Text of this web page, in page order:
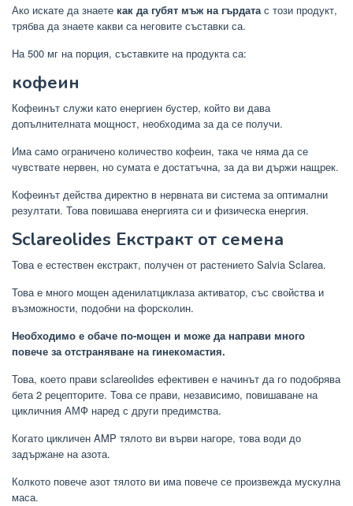
Ако искате да знаете как да губят мъж на гърдата с този продукт,
трябва да знаете какви са неговите съставки са.
На 500 мг на порция, съставките на продукта са:
кофеин
Кофеинът служи като енергиен бустер, който ви дава
допълнителната мощност, необходима за да се получи.
Има само ограничено количество кофеин, така че няма да се
чувствате нервен, но сумата е достатъчна, за да ви държи нащрек.
Кофеинът действа директно в нервната ви система за оптимални
резултати. Това повишава енергията си и физическа енергия.
Sclareolides Екстракт от семена
Това е естествен екстракт, получен от растението Salvia Sclarea.
Това е много мощен аденилатциклаза активатор, със свойства и
възможности, подобни на форсколин.
Необходимо е обаче по-мощен и може да направи много
повече за отстраняване на гинекомастия.
Това, което прави sclareolides ефективен е начинът да го подобрява
бета 2 рецепторите. Това се прави, независимо, повишаване на
цикличния АМФ наред с други предимства.
Когато цикличен AMP тялото ви върви нагоре, това води до
задържане на азота.
Колкото повече азот тялото ви има повече се произвежда мускулна
маса.